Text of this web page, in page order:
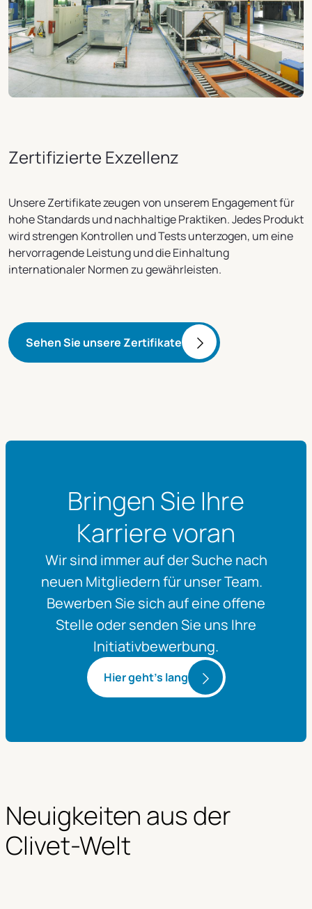
Zertifizierte Exzellenz
Unsere Zertifikate zeugen von unserem Engagement für
hohe Standards und nachhaltige Praktiken.Jedes Produkt
wird strengen Kontrollen und Tests unterzogen, um eine
hervorragende Leistung und die Einhaltung
internationaler Normen zu gewährleisten.
Sehen Sie unsere Zertifikate
Bringen Sie Ihre
Karriere voran
Wir sind immer auf der Suche nach
neuen Mitgliedern für unser Team.
Bewerben Sie sich auf eine offene
Stelle oder senden Sie uns Ihre
Initiativbewerbung.
Hier geht's lang
Neuigkeiten aus der
Clivet-Welt